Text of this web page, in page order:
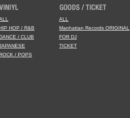
HOP / R&B
/ CLUB
/ POPS
ALL
Manhattan Records ORIGINAL
FOR DJ
TICKET